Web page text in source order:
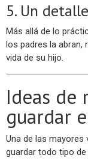
5. Un
Más allá de lo
los padres la abran,
vida de su hijo.
Ideas de
guardar
Una de las mayores
guardar todo tipo